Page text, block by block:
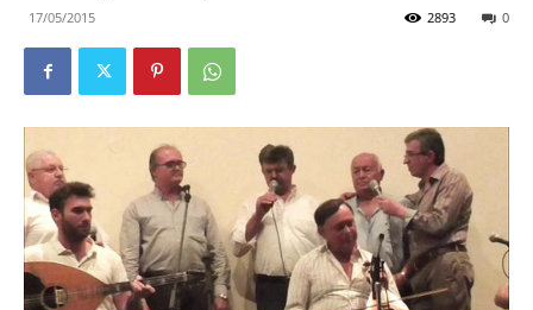
17/05/2015 0
2893